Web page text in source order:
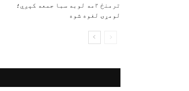
ترمنځ ۲مه لوبه سبا جمعه کېږي؛
لومړۍ لغوه شوه